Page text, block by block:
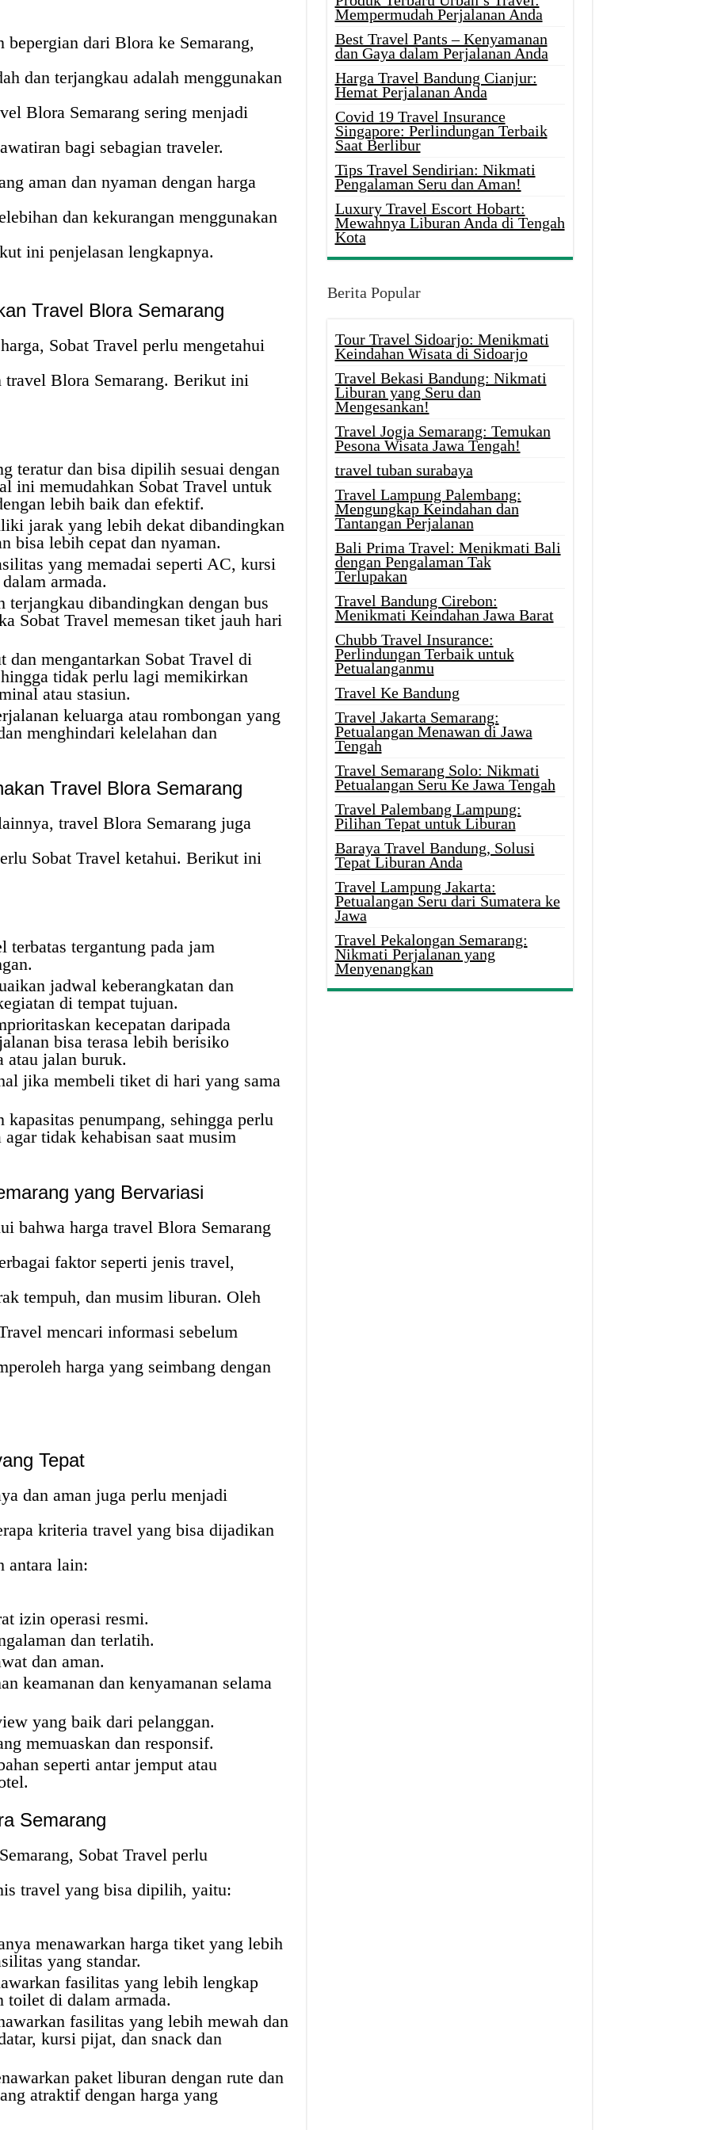
dari Blora ke Semarang,
dan terjangkau adalah menggunakan
Blora Semarang sering menjadi
bagi sebagian traveler.
aman dan nyaman dengan harga
dan kekurangan menggunakan
ini penjelasan lengkapnya.
Travel Blora Semarang
Sobat Travel perlu mengetahui
travel Blora Semarang. Berikut ini
teratur dan bisa dipilih sesuai dengan
ini memudahkan Sobat Travel untuk
lebih baik dan efektif.
jarak yang lebih dekat dibandingkan
bisa lebih cepat dan nyaman.
yang memadai seperti AC, kursi
armada.
dibandingkan dengan bus
Sobat Travel memesan tiket jauh hari
dan mengantarkan Sobat Travel di
tidak perlu lagi memikirkan
atau stasiun.
keluarga atau rombongan yang
menghindari kelelahan dan
Travel Blora Semarang
travel Blora Semarang juga
Sobat Travel ketahui. Berikut ini
terbatas tergantung pada jam
jadwal keberangkatan dan
di tempat tujuan.
kecepatan daripada
bisa terasa lebih berisiko
atau jalan buruk.
jika membeli tiket di hari yang sama
kapasitas penumpang, sehingga perlu
tidak kehabisan saat musim
yang Bervariasi
bahwa harga travel Blora Semarang
faktor seperti jenis travel,
tempuh, dan musim liburan. Oleh
mencari informasi sebelum
harga yang seimbang dengan
Tepat
dan aman juga perlu menjadi
kriteria travel yang bisa dijadikan
antara lain:
izin operasi resmi.
dan terlatih.
dan aman.
keamanan dan kenyamanan selama
yang baik dari pelanggan.
memuaskan dan responsif.
seperti antar jemput atau
Semarang
Sobat Travel perlu
travel yang bisa dipilih, yaitu:
menawarkan harga tiket yang lebih
yang standar.
fasilitas yang lebih lengkap
toilet di dalam armada.
fasilitas yang lebih mewah dan
kursi pijat, dan snack dan
paket liburan dengan rute dan
atraktif dengan harga yang
Mempermudah Perjalanan Anda
Best Travel Pants – Kenyamanan
dan Gaya dalam Perjalanan Anda
Harga Travel Bandung Cianjur:
Hemat Perjalanan Anda
Covid 19 Travel Insurance
Singapore: Perlindungan Terbaik
Saat Berlibur
Tips Travel Sendirian: Nikmati
Pengalaman Seru dan Aman!
Luxury Travel Escort Hobart:
Mewahnya Liburan Anda di Tengah
Kota
Berita Popular
Tour Travel Sidoarjo: Menikmati
Keindahan Wisata di Sidoarjo
Travel Bekasi Bandung: Nikmati
Liburan yang Seru dan
Mengesankan!
Travel Jogja Semarang: Temukan
Pesona Wisata Jawa Tengah!
travel tuban surabaya
Travel Lampung Palembang:
Mengungkap Keindahan dan
Tantangan Perjalanan
Bali Prima Travel: Menikmati Bali
dengan Pengalaman Tak
Terlupakan
Travel Bandung Cirebon:
Menikmati Keindahan Jawa Barat
Chubb Travel Insurance:
Perlindungan Terbaik untuk
Petualanganmu
Travel Ke Bandung
Travel Jakarta Semarang:
Petualangan Menawan di Jawa
Tengah
Travel Semarang Solo: Nikmati
Petualangan Seru Ke Jawa Tengah
Travel Palembang Lampung:
Pilihan Tepat untuk Liburan
Baraya Travel Bandung, Solusi
Tepat Liburan Anda
Travel Lampung Jakarta:
Petualangan Seru dari Sumatera ke
Jawa
Travel Pekalongan Semarang:
Nikmati Perjalanan yang
Menyenangkan